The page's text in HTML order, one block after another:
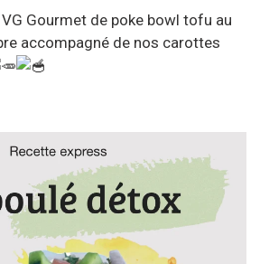
Gourmet de poke bowl tofu au
accompagné de nos carottes